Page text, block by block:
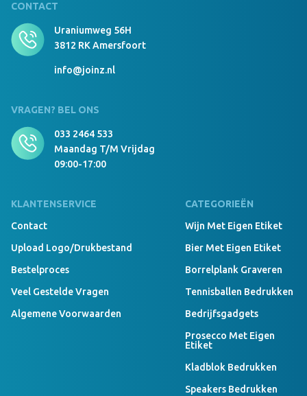
CONTACT
Uraniumweg 56H
3812 RK Amersfoort
info@joinz.nl
VRAGEN? BEL ONS
033 2464 533
Maandag T/m Vrijdag
09:00-17:00
KLANTENSERVICE
Contact
Upload Logo/drukbestand
Bestelproces
Veel Gestelde Vragen
Algemene Voorwaarden
CATEGORIEËN
Wijn Met Eigen Etiket
Bier Met Eigen Etiket
Borrelplank Graveren
Tennisballen Bedrukken
Bedrijfsgadgets
Prosecco Met Eigen
Etiket
Kladblok Bedrukken
Speakers Bedrukken